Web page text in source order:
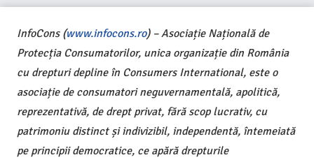
InfoCons (www.infocons.ro) – Asociație Națională de
Protecția Consumatorilor, unica organizație din România
cu drepturi depline în Consumers International, este o
asociație de consumatori neguvernamentală, apolitică,
reprezentativă, de drept privat, fără scop lucrativ, cu
patrimoniu distinct și indivizibil, independentă, întemeiată
pe principii democratice, ce apără drepturile